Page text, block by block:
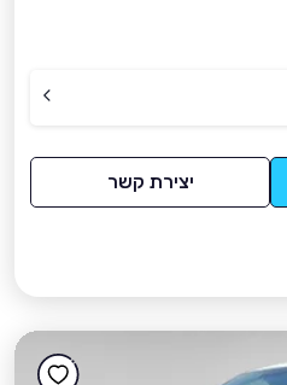
יצירת קשר